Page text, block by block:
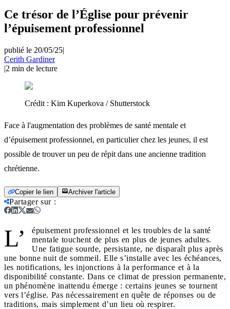
Ce trésor de l’Église pour prévenir
l’épuisement professionnel
publié le 20/05/25|
Cerith Gardiner
|2 min de lecture
Crédit : Kim Kuperkova / Shutterstock
Face à l'augmentation des problèmes de santé mentale et
d’épuisement professionnel, en particulier chez les jeunes, il est
possible de trouver un peu de répit dans une ancienne tradition
chrétienne.
Copier le lien Archiver l'article
Partager sur:
L’
épuisement professionnel et les troubles de la santé
mentale touchent de plus en plus de jeunes adultes.
Une fatigue sourde, persistante, ne disparaît plus après
une bonne nuit de sommeil. Elle s’installe avec les échéances,
les notifications, les injonctions à la performance et à la
disponibilité constante. Dans ce climat de pression permanente,
un phénomène inattendu émerge : certains jeunes se tournent
vers l’église. Pas nécessairement en quête de réponses ou de
traditions, mais simplement d’un lieu où respirer.